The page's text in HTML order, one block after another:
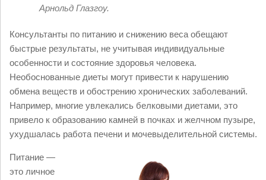
Арнольд Глазгоу.
Консультанты по питанию и снижению веса обещают
быстрые результаты, не учитывая индивидуальные
особенности и состояние здоровья человека.
Необоснованные диеты могут привести к нарушению
обмена веществ и обострению хронических заболеваний.
Например, многие увлекались белковыми диетами, это
привело к образованию камней в почках и желчном пузыре,
ухудшалась работа печени и мочевыделительной системы.
Питание —
это личное